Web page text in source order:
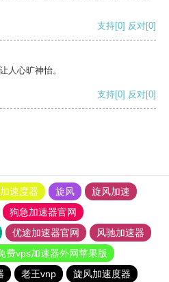
支持[0] 反对[0]
人心旷神怡。
支持[0] 反对[0]
速度器 旋风
旋风加速
狗急加速器官网
优途加速器官网
风驰加速器
费vps加速器外网苹果版
老王vnp 旋风加速度器